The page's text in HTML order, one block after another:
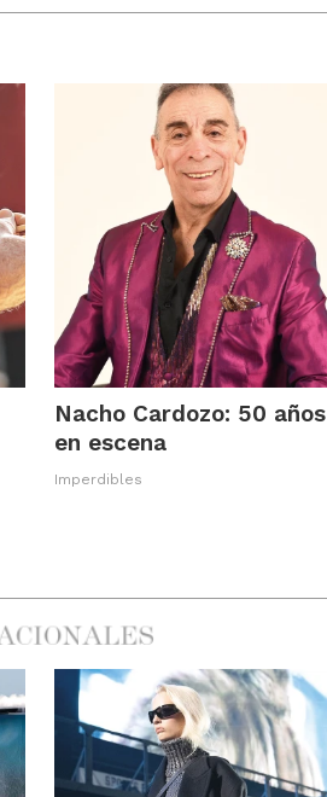
Nacho Cardozo: 50 años
en escena
Imperdibles